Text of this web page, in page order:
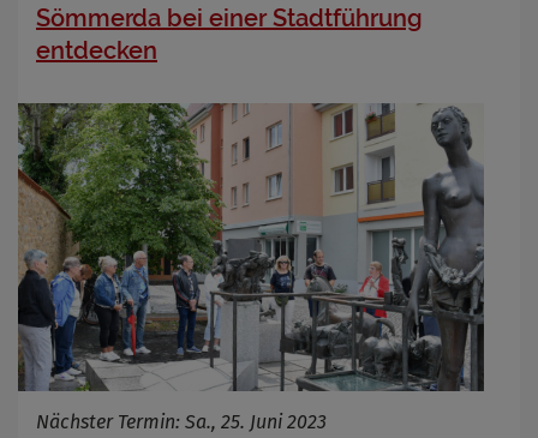
Sömmerda bei einer Stadtführung
entdecken
Nächster Termin: Sa., 25. Juni 2023